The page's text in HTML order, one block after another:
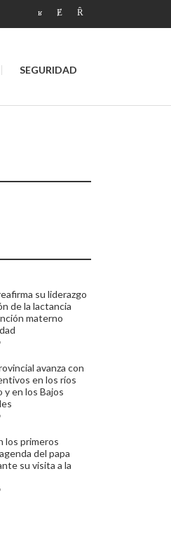
SEGURIDAD
su liderazgo
de la lactancia
materno
avanza con
en los ríos
y en los Bajos
los primeros
del papa
su visita a la